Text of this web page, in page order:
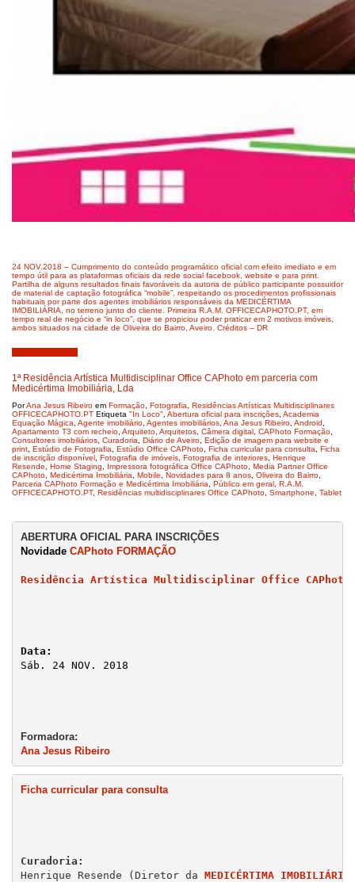
24 NOV.2018 – Cumprimento do conteúdo programático oficial com efeito imediato e em
tempo útil para as plataformas oficiais da rede social facebook, website e para print.
Partilha de alguns resultados finais favoráveis da autoria de público participante possuidor
de material de captação fotográfica “mobile”, respeitando os procedimentos profissionais
habituais por parte dos agentes imobiliários responsáveis da MEDICÉRTIMA
IMOBILIÁRIA, no terreno junto do cliente. Primeira R.A.M. OFFICECAPHOTO.PT, em
tempo real de negócio e “in loco”, que se propiciou poder praticar em 2 motivos imóveis,
ambos situados na cidade de Oliveira do Bairro, Aveiro. Créditos – DR
1ª Residência Artística Multidisciplinar Office CAPhoto em parceria com
Medicértima Imobiliária, Lda
PorAna Jesus Ribeiro em Formação Fotografia
Residências Artísticas Multidisciplinares
OFFICECAPHOTO.PT Etiqueta "In Loco" Abertura oficial para inscrições Academia
Equação Mágica Agente imobiliário Agentes imobiliários Ana Jesus Ribeiro Android
Apartamento T3 com recheio Arquiteto Arquitetos Câmera digital CAPhoto Formação
Consultores imobiliários Curadoria Diário de Aveiro Edição de imagem para website e
print Estúdio de Fotografia Estúdio Office CAPhoto Ficha curricular para consulta
Ficha
de inscrição disponível Fotografia de imóveis Fotografia de interiores Henrique
Resende
Home Staging Impressora fotográfica Office CAPhoto Media Partner Office
CAPhoto Medicértima Imobiliária Mobile Novidades para 8 anos Oliveira do Bairro
Parceria CAPhoto Formação e Medicértima Imobiliária
Público em geral R.A.M.
OFFICECAPHOTO.PT, Residências multidisciplinares Office CAPhoto Smartphone Tablet
Novidade CAPhoto FORMAÇÃO
Residência Artística Multidisciplinar Office CAPhoto
Sáb. 24 NOV. 2018
Ana Jesus Ribeiro
Ficha curricular para consulta
Henrique Resende (Diretor da MEDICÉRTIMA